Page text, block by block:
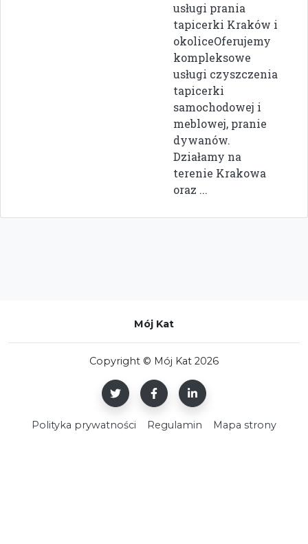
usługi prania
tapicerki Kraków i
okoliceOferujemy
kompleksowe
usługi czyszczenia
tapicerki
samochodowej i
meblowej, pranie
dywanów.
Działamy na
terenie Krakowa
oraz ...
Mój Kat
Copyright © Mój Kat 2026
Polityka prywatności Regulamin Mapa strony